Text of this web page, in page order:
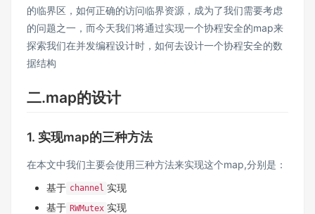
的临界区，如何正确的访问临界资源，成为了我们需要考虑
的问题之一，而今天我们将通过实现一个协程安全的map来
探索我们在并发编程设计时，如何去设计一个协程安全的数
据结构
二.map的设计
1. 实现map的三种方法
在本文中我们主要会使用三种方法来实现这个map,分别是：
基于 channel 实现
基于 RWMutex 实现